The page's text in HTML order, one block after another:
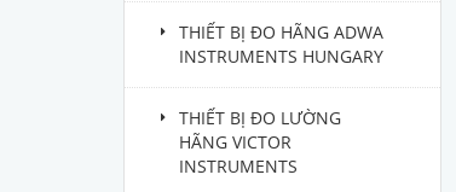
THIẾT BỊ ĐO HÃNG ADWA
INSTRUMENTS HUNGARY
THIẾT BỊ ĐO LƯỜNG
HÃNG VICTOR
INSTRUMENTS